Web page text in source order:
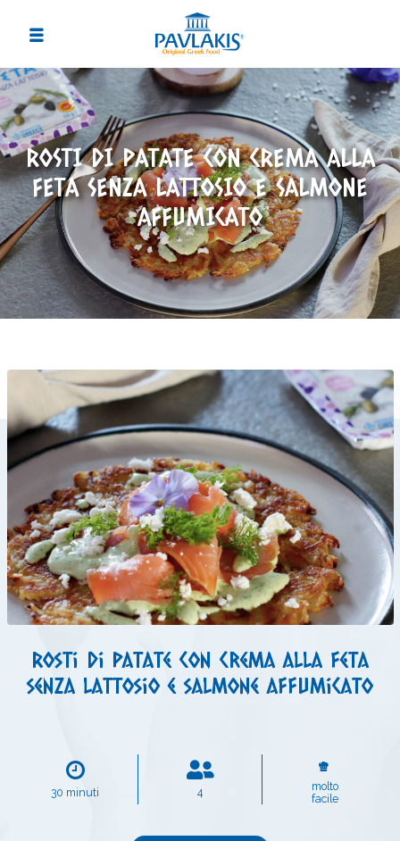
ROSTI DI PATATE CON CREMA ALLA
FETA SENZA LATTOSIO E SALMONE
AFFUMICATO
Rosti di patate con crema alla feta
senza lattosio e salmone affumicato
30 minuti 4
molto
facile